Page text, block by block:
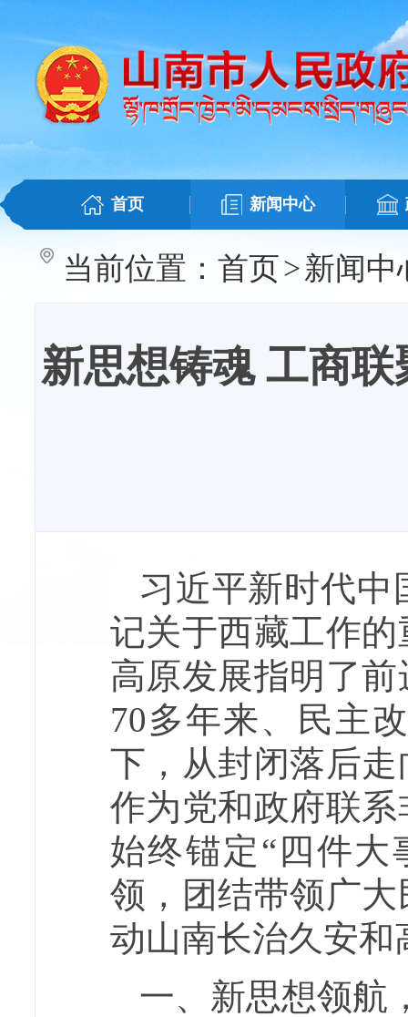
首页 新闻中心
当前位置： 首页>新闻中
新思想铸魂 工商
习近平新时代中
记关于西藏工作
高原发展指明了
70多年来、民主
下，从封闭落后
作为党和政府联
始终锚定“四件大
领，团结带领广
动山南长治久安
一、新思想领航